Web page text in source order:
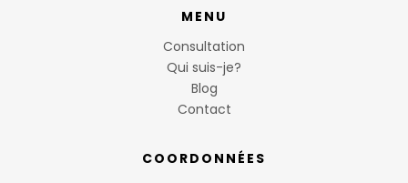
MENU
Consultation
Qui suis-je?
Blog
Contact
COORDONNÉES